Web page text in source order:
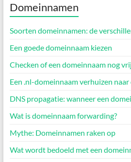
Domeinnamen
Soorten domeinnamen: de
Een goede domeinnaam kiezen
Checken of een domeinnaam nog
Een .nl-domeinnaam verhuizen
DNS propagatie: wanneer een
Wat is domeinnaam forwarding?
Mythe: Domeinnamen raken op
Wat wordt bedoeld met een